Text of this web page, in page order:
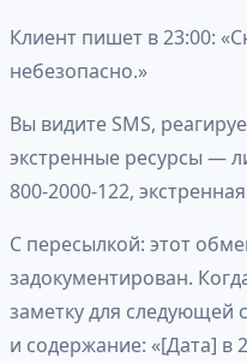
Клиент пишет в 23:00:
небезопасно.»
Вы видите SMS,
экстренные ресурсы —
800-2000-122,
С пересылкой: этот
задокументирован.
заметку для следующей
и содержание: «[Дата] в